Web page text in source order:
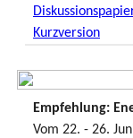
Kurzversion
Empfehlung:
Vom 22. - 26.